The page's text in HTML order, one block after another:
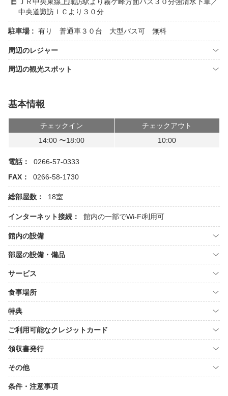
中央道諏訪ＩＣより３０分
駐車場 : 有り 普通車３０台 大型バス可 無料
周辺のレジャー
周辺の観光スポット
基本情報
チェックイン
チェックアウト
14:00 〜18:00
10:00
電話：
0266-57-0333
FAX：
0266-58-1730
総部屋数： 18室
インターネット接続： 館内の一部でWi-Fi利用可
館内の設備
部屋の設備・備品
サービス
食事場所
特典
ご利用可能なクレジットカード
領収書発行
その他
条件・注意事項